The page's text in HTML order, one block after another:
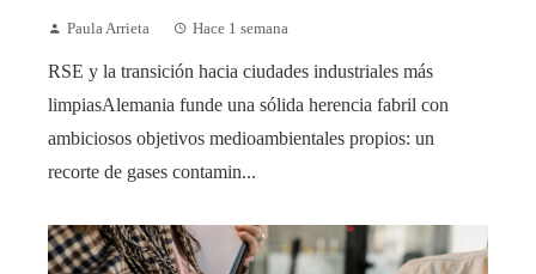
Paula Arrieta Hace 1 semana
RSE y la transición hacia ciudades industriales más
limpiasAlemania funde una sólida herencia fabril con
ambiciosos objetivos medioambientales propios: un
recorte de gases contamin...